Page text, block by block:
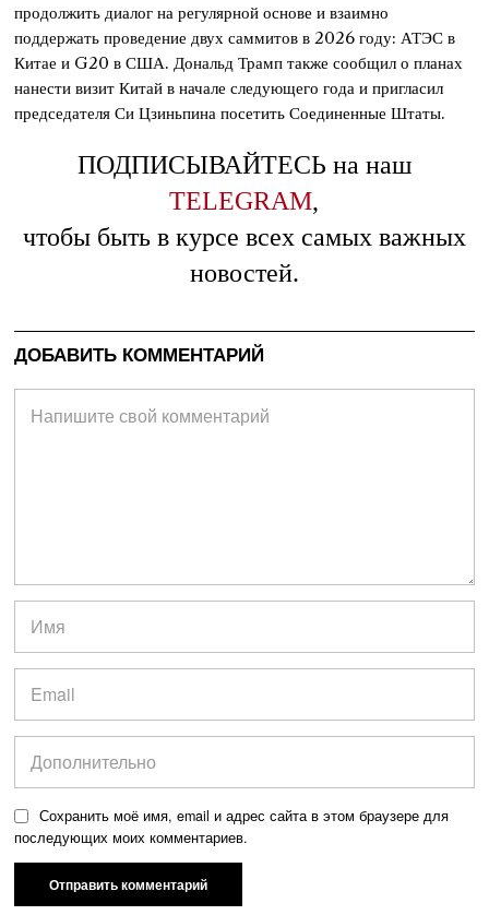
продолжить диалог на регулярной основе и взаимно
поддержать проведение двух саммитов в 2026 году: АТЭС в
Китае и G20 в США. Дональд Трамп также сообщил о планах
нанести визит Китай в начале следующего года и пригласил
председателя Си Цзиньпина посетить Соединенные Штаты.
ПОДПИСЫВАЙТЕСЬ на наш
TELEGRAM,
чтобы быть в курсе всех самых важных
новостей.
ДОБАВИТЬ КОММЕНТАРИЙ
Сохранить моё имя, email и адрес сайта в этом браузере для
последующих моих комментариев.